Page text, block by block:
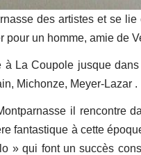
des artistes et se
pour un homme, amie de
à La Coupole jusque
Michonze, Meyer-Lazar .
il rencontre
fantastique à cette
» qui font un succès